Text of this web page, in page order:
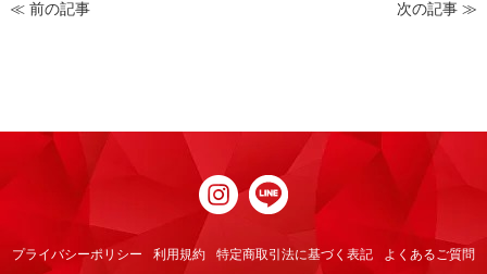
≪ 前の記事 次の記事 ≫
プライバシーポリシー 利用規約 特定商取引法に基づく表記 よくあるご質問